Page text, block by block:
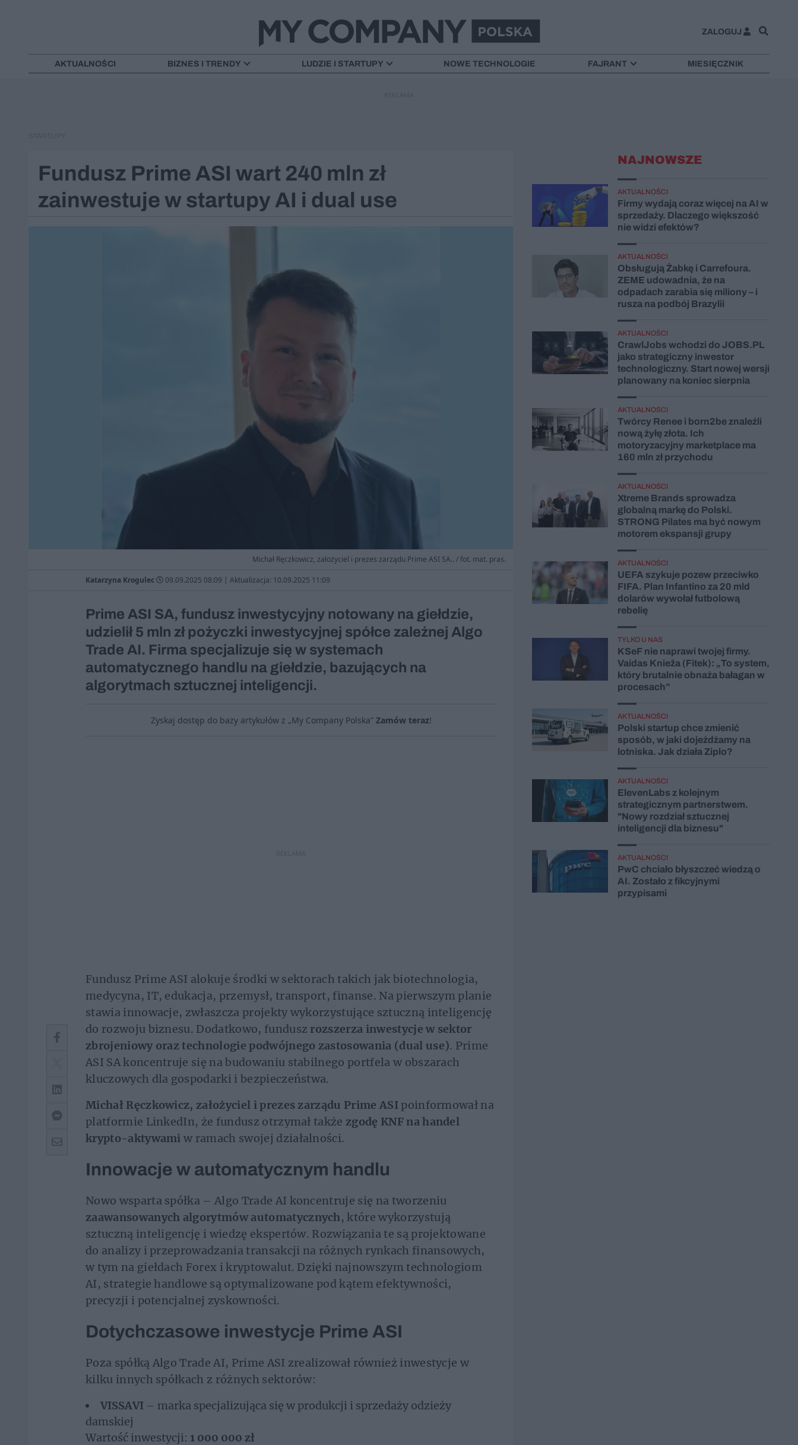
ZALOGUJ
AKTUALNOŚCI BIZNES I TRENDY LUDZIE I STARTUPY NOWE TECHNOLOGIE FAJRANT MIESIĘCZNIK
Fundusz Prime ASI wart 240 mln zł
zainwestuje w startupy AI i dual use
Michał Ręczkowicz, założyciel i prezes zarządu Prime ASI SA.. / fot. mat. pras.
Katarzyna Krogulec 09.09.2025 08:09 | Aktualizacja: 10.09.2025 11:09
Prime ASI SA, fundusz inwestycyjny notowany na giełdzie,
udzielił 5 mln zł pożyczki inwestycyjnej spółce zależnej Algo
Trade AI. Firma specjalizuje się w systemach
automatycznego handlu na giełdzie, bazujących na
algorytmach sztucznej inteligencji.
Zyskaj dostęp do bazy artykułów z „My Company Polska” Zamów teraz!
REKLAMA
Fundusz Prime ASI alokuje środki w sektorach takich jak biotechnologia,
medycyna, IT, edukacja, przemysł, transport, finanse. Na pierwszym planie
stawia innowacje, zwłaszcza projekty wykorzystujące sztuczną inteligencję
do rozwoju biznesu. Dodatkowo, fundusz rozszerza inwestycje w sektor
zbrojeniowy oraz technologie podwójnego zastosowania (dual use). Prime
ASI SA koncentruje się na budowaniu stabilnego portfela w obszarach
kluczowych dla gospodarki i bezpieczeństwa.
Michał Ręczkowicz, założyciel i prezes zarządu Prime ASI poinformował na
platformie LinkedIn, że fundusz otrzymał także zgodę KNF na handel
krypto-aktywami w ramach swojej działalności.
Innowacje w automatycznym handlu
Nowo wsparta spółka – Algo Trade AI koncentruje się na tworzeniu
zaawansowanych algorytmów automatycznych, które wykorzystują
sztuczną inteligencję i wiedzę ekspertów. Rozwiązania te są projektowane
do analizy i przeprowadzania transakcji na różnych rynkach finansowych,
w tym na giełdach Forex i kryptowalut. Dzięki najnowszym technologiom
AI, strategie handlowe są optymalizowane pod kątem efektywności,
precyzji i potencjalnej zyskowności.
Dotychczasowe inwestycje Prime ASI
Poza spółką Algo Trade AI, Prime ASI zrealizował również inwestycje w
kilku innych spółkach z różnych sektorów:
VISSAVI – marka specjalizująca się w produkcji i sprzedaży odzieży
damskiej
Wartość inwestycji: 1 000 000 zł
NAJNOWSZE
AKTUALNOŚCI
Firmy wydają coraz więcej na AI w
sprzedaży. Dlaczego większość
nie widzi efektów?
AKTUALNOŚCI
Obsługują Żabkę i Carrefoura.
ZEME udowadnia, że na
odpadach zarabia się miliony – i
rusza na podbój Brazylii
AKTUALNOŚCI
CrawlJobs wchodzi do JOBS.PL
jako strategiczny inwestor
technologiczny. Start nowej wersji
planowany na koniec sierpnia
AKTUALNOŚCI
Twórcy Renee i born2be znaleźli
nową żyłę złota. Ich
motoryzacyjny marketplace ma
160 mln zł przychodu
AKTUALNOŚCI
Xtreme Brands sprowadza
globalną markę do Polski.
STRONG Pilates ma być nowym
motorem ekspansji grupy
AKTUALNOŚCI
UEFA szykuje pozew przeciwko
FIFA. Plan Infantino za 20 mld
dolarów wywołał futbolową
rebelię
TYLKO U NAS
KSeF nie naprawi twojej firmy.
Vaidas Knieža (Fitek): „To system,
który brutalnie obnaża bałagan w
procesach”
AKTUALNOŚCI
Polski startup chce zmienić
sposób, w jaki dojeżdżamy na
lotniska. Jak działa Ziplo?
AKTUALNOŚCI
ElevenLabs z kolejnym
strategicznym partnerstwem.
"Nowy rozdział sztucznej
inteligencji dla biznesu"
AKTUALNOŚCI
PwC chciało błyszczeć wiedzą o
AI. Zostało z fikcyjnymi
przypisami